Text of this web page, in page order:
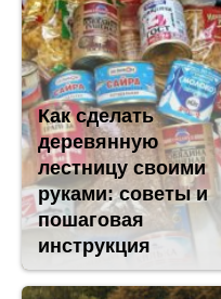
Как сделать
деревянную
лестницу своими
руками: советы и
пошаговая
инструкция